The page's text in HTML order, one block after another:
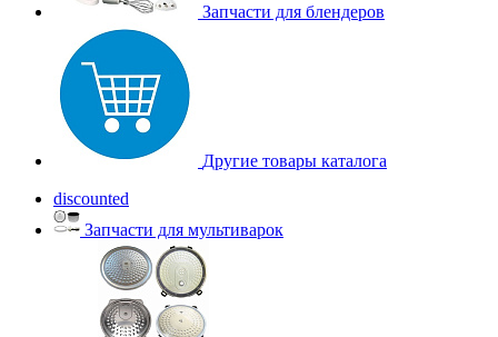
Запчасти для блендеров
Другие товары каталога
discounted
Запчасти для мультиварок